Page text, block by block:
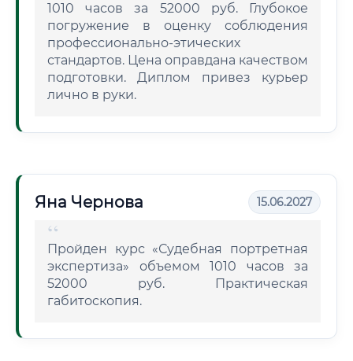
1010 часов за 52000 руб. Глубокое
погружение в оценку соблюдения
профессионально-этических
стандартов. Цена оправдана качеством
подготовки. Диплом привез курьер
лично в руки.
Яна Чернова 15.06.2027
Пройден курс «Судебная портретная
экспертиза» объемом 1010 часов за
52000 руб. Практическая
габитоскопия.